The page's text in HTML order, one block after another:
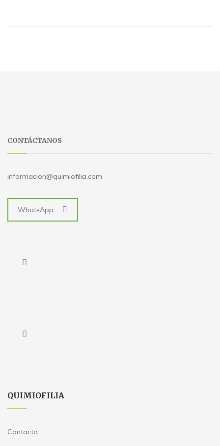
CONTÁCTANOS
informacion@quimiofilia.com
WhatsApp
QUIMIOFILIA
Contacto